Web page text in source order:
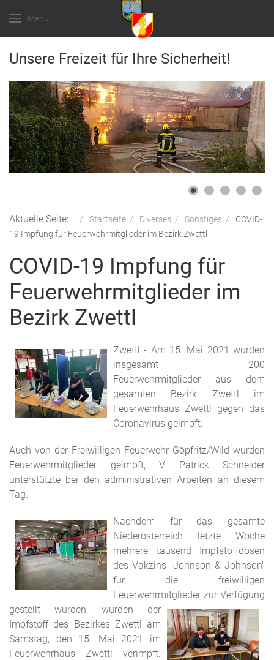
Menu
Unsere Freizeit für Ihre Sicherheit!
Aktuelle Seite: Startseite Diverses Sonstiges
COVID-
19 Impfung für Feuerwehrmitglieder im Bezirk Zwettl
COVID-19 Impfung für
Feuerwehrmitglieder im
Bezirk Zwettl
Zwettl - Am 15. Mai 2021 wurden
insgesamt 200
Feuerwehrmitglieder aus dem
gesamten Bezirk Zwettl im
Feuerwehrhaus Zwettl gegen das
Coronavirus geimpft.
Auch von der Freiwilligen Feuerwehr Göpfritz/Wild wurden
Feuerwehrmitglieder geimpft, V Patrick Schneider
unterstützte bei den administrativen Arbeiten an diesem
Tag.
Nachdem für das gesamte
Niederösterreich letzte Woche
mehrere tausend Impfstoffdosen
des Vakzins "Johnson & Johnson"
für die freiwilligen
Feuerwehrmitglieder zur Verfügung
gestellt wurden, wurden der
Impfstoff des Bezirkes Zwettl am
Samstag, den 15. Mai 2021 im
Feuerwehrhaus Zwettl verimpft.